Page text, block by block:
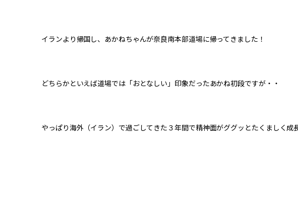
イランより帰国し、あかねちゃんが奈良南本部道場に帰ってきました！
どちらかといえば道場では「おとなしい」印象だったあかね初段ですが・・
やっぱり海外（イラン）で過ごしてきた３年間で精神面がググッとたくましく